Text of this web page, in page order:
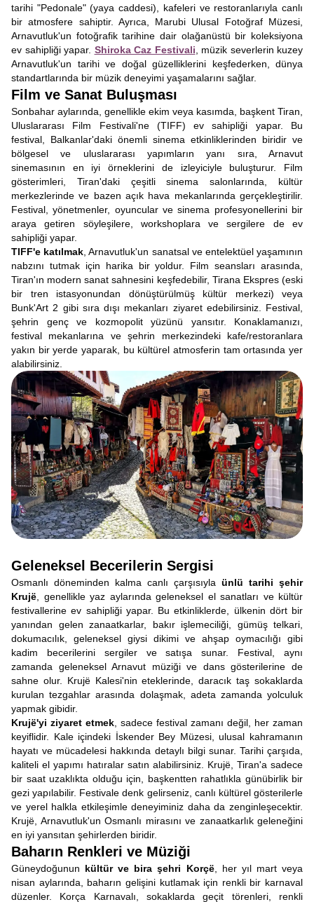
tarihi "Pedonale" (yaya caddesi), kafeleri ve restoranlarıyla canlı
bir atmosfere sahiptir. Ayrıca, Marubi Ulusal Fotoğraf Müzesi,
Arnavutluk'un fotoğrafik tarihine dair olağanüstü bir koleksiyona
ev sahipliği yapar. Shiroka Caz Festivali , müzik severlerin kuzey
Arnavutluk'un tarihi ve doğal güzelliklerini keşfederken, dünya
standartlarında bir müzik deneyimi yaşamalarını sağlar.
Film ve Sanat Buluşması
Sonbahar aylarında, genellikle ekim veya kasımda, başkent Tiran,
Uluslararası Film Festivali'ne (TIFF) ev sahipliği yapar. Bu
festival, Balkanlar'daki önemli sinema etkinliklerinden biridir ve
bölgesel ve uluslararası yapımların yanı sıra, Arnavut
sinemasının en iyi örneklerini de izleyiciyle buluşturur. Film
gösterimleri, Tiran'daki çeşitli sinema salonlarında, kültür
merkezlerinde ve bazen açık hava mekanlarında gerçekleştirilir.
Festival, yönetmenler, oyuncular ve sinema profesyonellerini bir
araya getiren söyleşilere, workshoplara ve sergilere de ev
sahipliği yapar.
TIFF'e katılmak , Arnavutluk'un sanatsal ve entelektüel yaşamının
nabzını tutmak için harika bir yoldur. Film seansları arasında,
Tiran'ın modern sanat sahnesini keşfedebilir, Tirana Ekspres (eski
bir tren istasyonundan dönüştürülmüş kültür merkezi) veya
Bunk'Art 2 gibi sıra dışı mekanları ziyaret edebilirsiniz. Festival,
şehrin genç ve kozmopolit yüzünü yansıtır. Konaklamanızı,
festival mekanlarına ve şehrin merkezindeki kafe/restoranlara
yakın bir yerde yaparak, bu kültürel atmosferin tam ortasında yer
alabilirsiniz.
Geleneksel Becerilerin Sergisi
Osmanlı döneminden kalma canlı çarşısıyla ünlü tarihi şehir
Krujë , genellikle yaz aylarında geleneksel el sanatları ve kültür
festivallerine ev sahipliği yapar. Bu etkinliklerde, ülkenin dört bir
yanından gelen zanaatkarlar, bakır işlemeciliği, gümüş telkari,
dokumacılık, geleneksel giysi dikimi ve ahşap oymacılığı gibi
kadim becerilerini sergiler ve satışa sunar. Festival, aynı
zamanda geleneksel Arnavut müziği ve dans gösterilerine de
sahne olur. Krujë Kalesi'nin eteklerinde, daracık taş sokaklarda
kurulan tezgahlar arasında dolaşmak, adeta zamanda yolculuk
yapmak gibidir.
Krujë'yi ziyaret etmek , sadece festival zamanı değil, her zaman
keyiflidir. Kale içindeki İskender Bey Müzesi, ulusal kahramanın
hayatı ve mücadelesi hakkında detaylı bilgi sunar. Tarihi çarşıda,
kaliteli el yapımı hatıralar satın alabilirsiniz. Krujë, Tiran'a sadece
bir saat uzaklıkta olduğu için, başkentten rahatlıkla günübirlik bir
gezi yapılabilir. Festivale denk gelirseniz, canlı kültürel gösterilerle
ve yerel halkla etkileşimle deneyiminiz daha da zenginleşecektir.
Krujë, Arnavutluk'un Osmanlı mirasını ve zanaatkarlık geleneğini
en iyi yansıtan şehirlerden biridir.
Baharın Renkleri ve Müziği
Güneydoğunun kültür ve bira şehri Korçë, her yıl mart veya
nisan aylarında, baharın gelişini kutlamak için renkli bir karnaval
düzenler. Korça Karnavalı, sokaklarda geçit törenleri, renkli